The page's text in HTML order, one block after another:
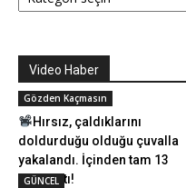
Video Haber
Gözden Kaçmasın
Hırsız, çaldıklarını
doldurduğu olduğu çuvalla
yakalandı. İçinden tam 13
tane çıktı!
GÜNCEL